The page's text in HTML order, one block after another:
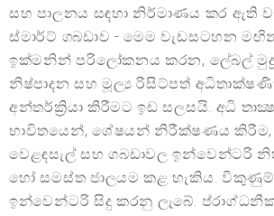
සහ පාලනය සඳහා නිර්මාණය කර ඇති
ස්මාර්ට් ගබඩාව - මෙම වැඩසටහන
ඉක්මනින් පරිලෝකනය කරන, ලේබල්
නිෂ්පාදන සහ මූල්‍ය රිසිට්පත්
අන්තර්ක්‍රියා කිරීමට ඉඩ සලසයි. අධි
භාවිතයෙන්, ශේෂයන් නිරීක්ෂණය කිරීම,
වෙළඳසැල් සහ ගබඩාවල ඉන්වෙන්ටරි
හෝ සමස්ත ජාලයම කළ හැකිය.
ඉන්වෙන්ටරි සිදු කරනු ලැබේ.